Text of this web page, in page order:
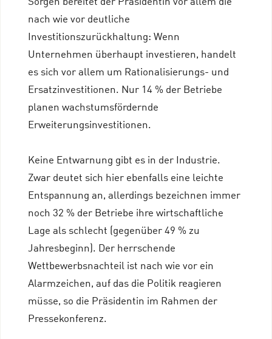
nach wie vor deutliche
Investitionszurückhaltung: Wenn
Unternehmen überhaupt investieren, handelt
es sich vor allem um Rationalisierungs- und
Ersatzinvestitionen. Nur 14 % der Betriebe
planen wachstumsfördernde
Erweiterungsinvestitionen.
Keine Entwarnung gibt es in der Industrie.
Zwar deutet sich hier ebenfalls eine leichte
Entspannung an, allerdings bezeichnen immer
noch 32 % der Betriebe ihre wirtschaftliche
Lage als schlecht (gegenüber 49 % zu
Jahresbeginn). Der herrschende
Wettbewerbsnachteil ist nach wie vor ein
Alarmzeichen, auf das die Politik reagieren
müsse, so die Präsidentin im Rahmen der
Pressekonferenz.